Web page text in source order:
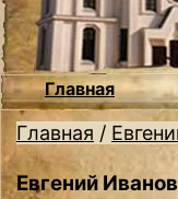
Главная
Главная /
Евгений